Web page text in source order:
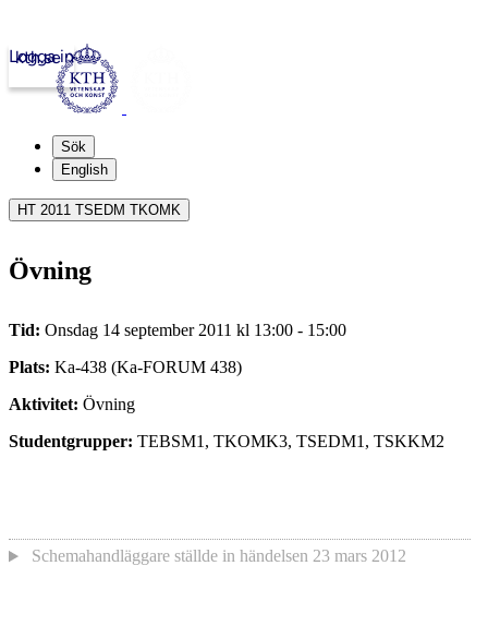
kth.se
Logga in
Sök
English
HT 2011 TSEDM TKOMK
Övning
Tid: Onsdag 14 september 2011 kl 13:00 - 15:00
Plats: Ka-438 (Ka-FORUM 438)
Aktivitet: Övning
Studentgrupper: TEBSM1, TKOMK3, TSEDM1, TSKKM2
Schemahandläggare ställde in händelsen 23 mars 2012